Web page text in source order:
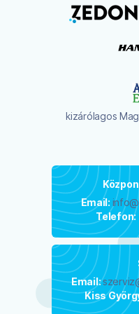
kizárólagos
Email:
Telefon:
Email:
Kiss